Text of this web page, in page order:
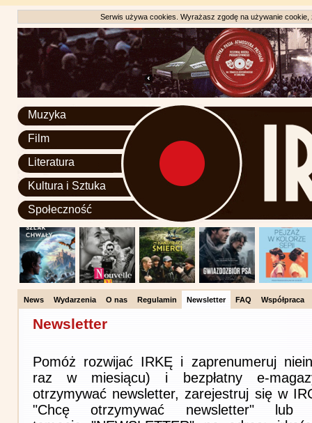
Serwis używa cookies. Wyrażasz zgodę na używanie
Muzyka
Film
Literatura
Kultura i Sztuka
Społeczność
News Wydarzenia O nas Regulamin Newsletter FAQ Współpraca
Newsletter
Pomóż rozwijać IRKĘ i zaprenumeruj
raz w miesiącu) i bezpłatny e-
otrzymywać newsletter, zarejestruj się w
"Chcę otrzymywać newsletter"